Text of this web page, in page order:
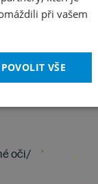
oči/
ENGLISH
při vašem
POVOLIT VŠE